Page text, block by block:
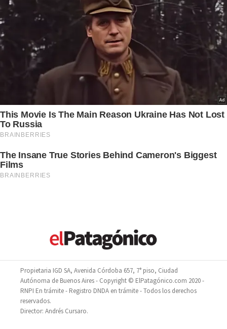
Propietaria IGD SA, Avenida Córdoba 657, 7° piso, Ciudad
Autónoma de Buenos Aires - Copyright © ElPatagónico.com 2020 -
RNPI En trámite - Registro DNDA en trámite - Todos los derechos
reservados.
Director: Andrés Cursaro.